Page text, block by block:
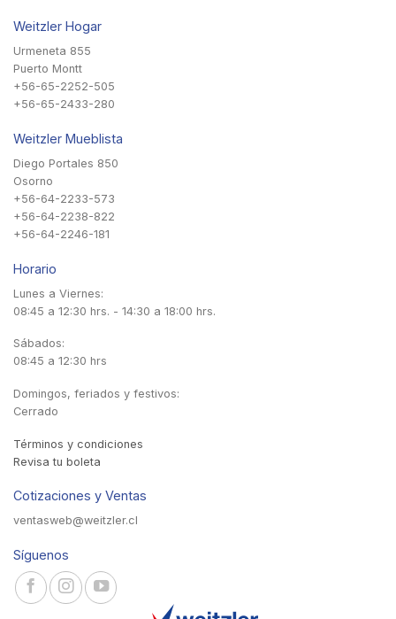
Weitzler Hogar
Urmeneta 855
Puerto Montt
+56-65-2252-505
+56-65-2433-280
Weitzler Mueblista
Diego Portales 850
Osorno
+56-64-2233-573
+56-64-2238-822
+56-64-2246-181
Horario
Lunes a Viernes:
08:45 a 12:30 hrs. - 14:30 a 18:00 hrs.
Sábados:
08:45 a 12:30 hrs
Domingos, feriados y festivos:
Cerrado
Términos y condiciones
Revisa tu boleta
Cotizaciones y Ventas
ventasweb@weitzler.cl
Síguenos